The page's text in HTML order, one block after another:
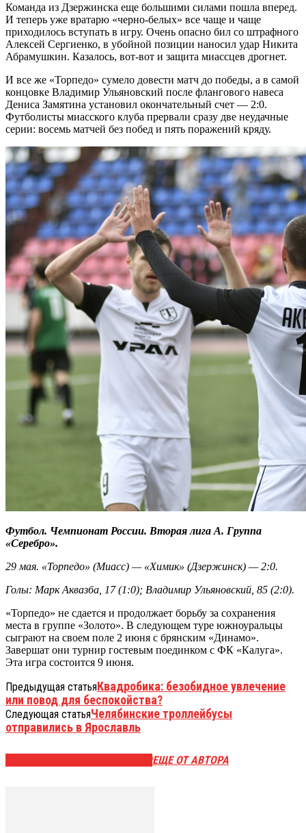
Команда из Дзержинска еще большими силами пошла вперед.
И теперь уже вратарю «черно-белых» все чаще и чаще
приходилось вступать в игру. Очень опасно бил со штрафного
Алексей Сергиенко, в убойной позиции наносил удар Никита
Абрамушкин. Казалось, вот-вот и защита миассцев дрогнет.
И все же «Торпедо» сумело довести матч до победы, а в самой
концовке Владимир Ульяновский после флангового навеса
Дениса Замятина установил окончательный счет — 2:0.
Футболисты миасского клуба прервали сразу две неудачные
серии: восемь матчей без побед и пять поражений кряду.
Футбол. Чемпионат России. Вторая лига А. Группа
«Серебро».
29 мая. «Торпедо» (Миасс) — «Химик» (Дзержинск) — 2:0.
Голы: Марк Аквазба, 17 (1:0); Владимир Ульяновский, 85 (2:0).
«Торпедо» не сдается и продолжает борьбу за сохранения
места в группе «Золото». В следующем туре южноуральцы
сыграют на своем поле 2 июня с брянским «Динамо».
Завершат они турнир гостевым поединком с ФК «Калуга».
Эта игра состоится 9 июня.
Предыдущая статьяКвадробика: безобидное увлечение
или повод для беспокойства?
Следующая статьяЧелябинские троллейбусы
отправились в Ярославль
ЕЩЕ ОТ АВТОРА